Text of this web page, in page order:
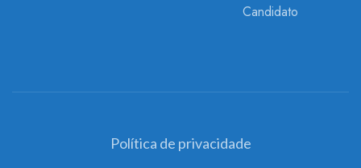
Candidato
Política de privacidade